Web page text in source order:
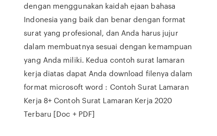
dengan menggunakan kaidah ejaan bahasa
Indonesia yang baik dan benar dengan format
surat yang profesional, dan Anda harus jujur
dalam membuatnya sesuai dengan kemampuan
yang Anda miliki. Kedua contoh surat lamaran
kerja diatas dapat Anda download filenya dalam
format microsoft word : Contoh Surat Lamaran
Kerja 8+ Contoh Surat Lamaran Kerja 2020
Terbaru [Doc + PDF]